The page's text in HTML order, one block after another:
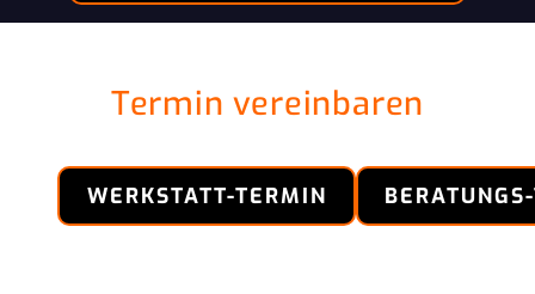
Termin vereinbaren
WERKSTATT-TERMIN